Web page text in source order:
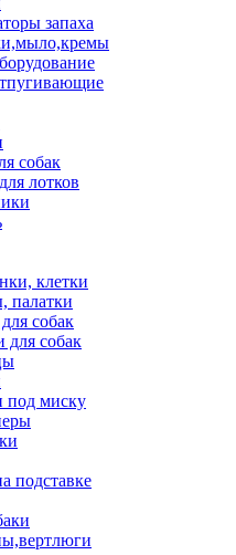
запаха
собак
лотков
клетки
палатки
собак
для собак
под миску
подставке